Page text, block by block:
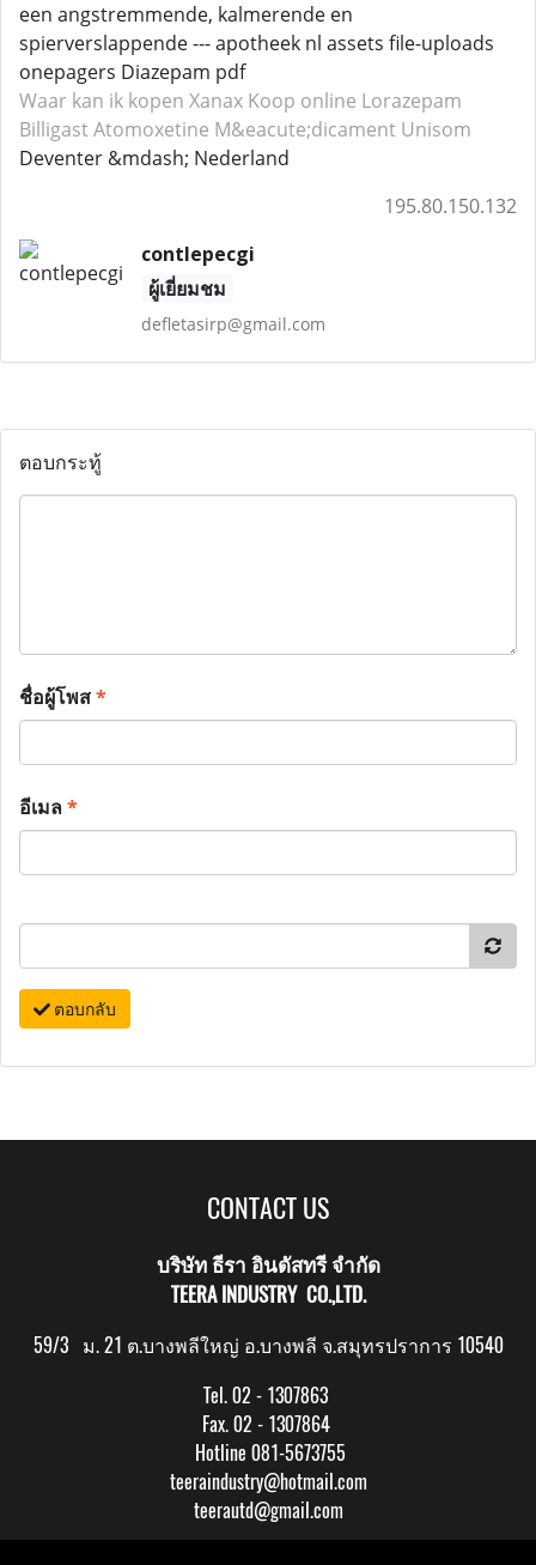
een angstremmende, kalmerende en
spierverslappende --- apotheek nl assets file-uploads
onepagers Diazepam pdf
Waar kan ik kopen Xanax Koop online Lorazepam
Billigast Atomoxetine M&eacute;dicament Unisom
Deventer &mdash; Nederland
195.80.150.132
contlepecgi
ผู้เยี่ยมชม
defletasirp@gmail.com
ตอบกระทู้
ชื่อผู้โพส*
อีเมล*
ตอบกลับ
CONTACT US
บริษัท ธีรา อินดัสทรี จำกัด
TEERA INDUSTRY CO.,LTD.
59/3 ม. 21 ต.บางพลีใหญ่ อ.บางพลี จ.สมุทรปราการ 10540
Tel. 02 - 1307863
Fax. 02 - 1307864
Hotline 081-5673755
teeraindustry@hotmail.com
teerautd@gmail.com